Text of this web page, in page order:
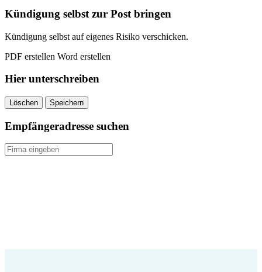
quantity
Kündigung selbst zur Post bringen
Kündigung selbst auf eigenes Risiko verschicken.
PDF erstellen Word erstellen
Hier unterschreiben
Löschen Speichern
Empfängeradresse suchen